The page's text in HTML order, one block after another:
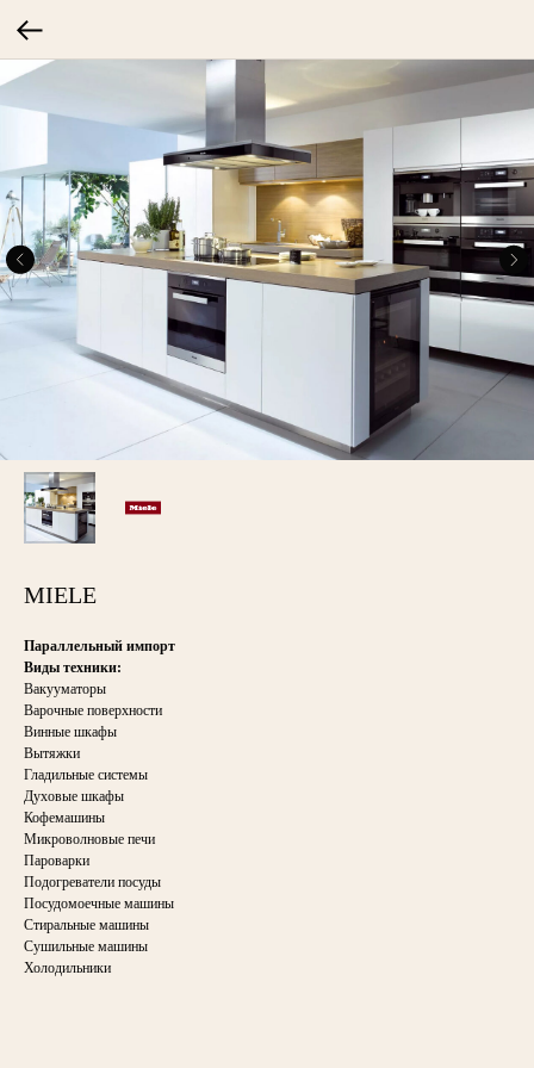
MIELE
Параллельный импорт
Виды техники:
Вакууматоры
Варочные поверхности
Винные шкафы
Вытяжки
Гладильные системы
Духовые шкафы
Кофемашины
Микроволновые печи
Пароварки
Подогреватели посуды
Посудомоечные машины
Стиральные машины
Сушильные машины
Холодильники